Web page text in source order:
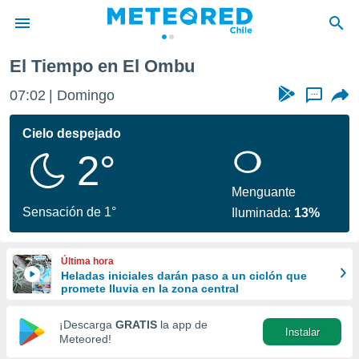
de
por
se
calidad.
a este
las
y
forma
digital
basada
El Tiempo en El Ombu
07:02 Domingo ...
Cielo despejado
2°
Sensación de 1°
Menguante
Iluminada: 13%
Última hora
Heladas iniciales darán paso a un ciclón que
promete lluvia en la zona central
¡Descarga GRATIS la app de
Meteored!
Instalar